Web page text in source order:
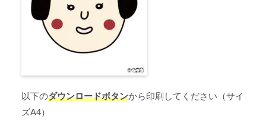
以下のダウンロードボタンから印刷してください（サイ
ズA4）